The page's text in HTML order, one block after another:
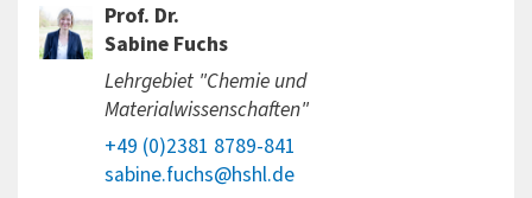
Prof. Dr.
Sabine Fuchs
Lehrgebiet "Chemie und
Materialwissenschaften"
+49 (0)2381 8789-841
sabine.fuchs@hshl.de